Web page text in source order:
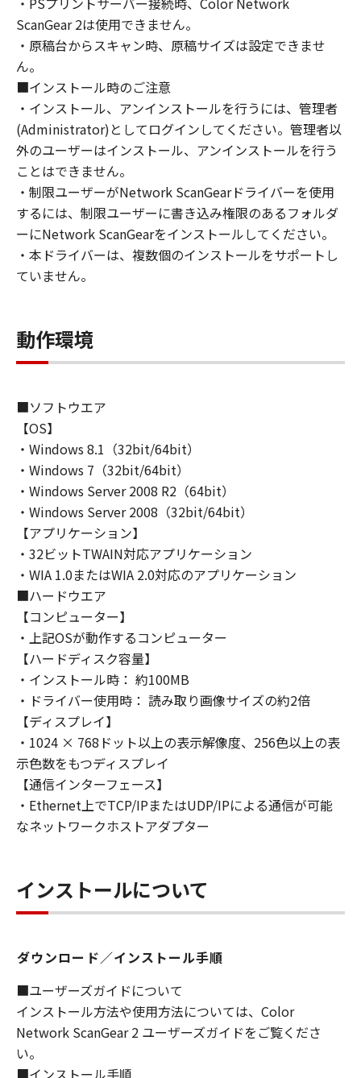
ライセンサーに帰属します。
５．輸出
より必要な許可等を得ることなしに、「本ソフ
トウェア」の全部または一部を、直接または間
接に輸出してはなりません。
６．サポートおよびアップデート
キヤノン、キヤノンの子会社、関係会社、それ
らの販売代理店および販売店、並びにキヤノン
のライセンサーは、お客様による「本ソフトウ
ェア」の使用を支援すること、および「本ソフ
トウェア」に対してアップデート、バグの修正
あるいはサポートを行うことについて、いかな
７．保証の否認・免責
(1) 「本ソフトウェア」は、『現状のまま』の
の関連会社、それらの販売代理店または販売店
のいずれも、「本ソフトウェア」に関して、商
品性および特定の目的への適合性の保証を含
め、いかなる保証も、明示たると黙示たるとを
問わず一切しないものとします。
(2) キヤノン、キヤノンのライセンサー、キヤノ
ンの子会社、キヤノンの関連会社、それらの販
売代理店または販売店のいずれも、「本ソフト
ウェア」の使用または使用不能から生ずるいか
なる損害（逸失利益およびその他の派生的また
は付随的な損害を含むがこれらに限定されない
全ての損害を言います。）について、適用法で
認められる限り、一切の責任を負わないものと
します。たとえ、キヤノン、キヤノンのライセ
ンサー、キヤノンの子会社、キヤノンの関連会
社、それらの販売代理店または販売店がかかる
損害の可能性について知らされていた場合でも
同様です。
(3) キヤノン、キヤノンのライセンサー、キヤノ
ンの子会社、キヤノンの関連会社、それらの販
売代理店または販売店のいずれも、「本ソフト
ウェア」、または「本ソフトウェア」の使用に
ないものとします。
８．契約期間
記のボタンをクリックした時点、または「本ソ
し、下記(2)または(3)により終了されるまで有
効に存続します。
(2) お客様は、「本ソフトウェア」およびその
り、本契約書を終了させることができます。
ScanGear 2は使用できません。
・原稿台からスキャン時、原稿サイズは設定できませ
ん。
■インストール時のご注意
・インストール、アンインストールを行うには、管理者
(Administrator)としてログインしてください。管理者以
外のユーザーはインストール、アンインストールを行う
ことはできません。
・制限ユーザーがNetwork ScanGearドライバーを使用
するには、制限ユーザーに書き込み権限のあるフォルダ
ーにNetwork ScanGearをインストールしてください。
・本ドライバーは、複数個のインストールをサポートし
ていません。
動作環境
■ソフトウエア
【OS】
・Windows 8.1（32bit/64bit）
・Windows 7（32bit/64bit）
・Windows Server 2008 R2（64bit）
・Windows Server 2008（32bit/64bit）
【アプリケーション】
・32ビットTWAIN対応アプリケーション
・WIA 1.0またはWIA 2.0対応のアプリケーション
■ハードウエア
【コンピューター】
・上記OSが動作するコンピューター
【ハードディスク容量】
・インストール時： 約100MB
・ドライバー使用時： 読み取り画像サイズの約2倍
【ディスプレイ】
・1024 × 768ドット以上の表示解像度、256色以上の表
示色数をもつディスプレイ
【通信インターフェース】
・Ethernet上でTCP/IPまたはUDP/IPによる通信が可能
なネットワークホストアダプター
インストールについて
ダウンロード／インストール手順
■ユーザーズガイドについて
インストール方法や使用方法については、Color
Network ScanGear 2 ユーザーズガイドをご覧くださ
い。
■インストール手順